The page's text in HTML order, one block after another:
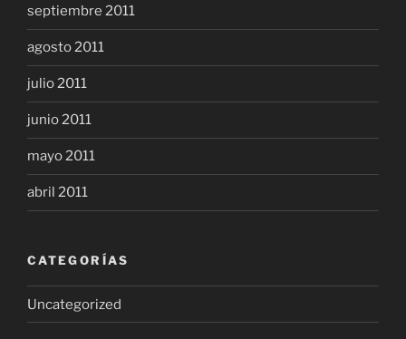
septiembre 2011
agosto 2011
julio 2011
junio 2011
mayo 2011
abril 2011
CATEGORÍAS
Uncategorized